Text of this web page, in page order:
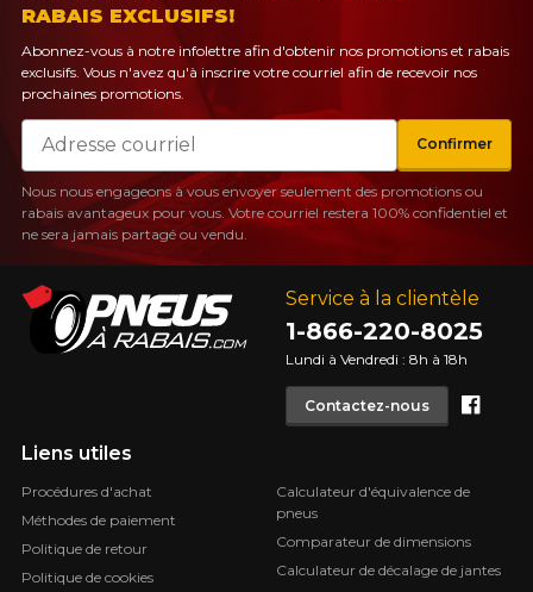
Service à la clientèle
1-866-220-8025
Lundi à Vendredi : 8h à 18h
Contactez-nous
Liens utiles
Procédures d'achat
Méthodes de paiement
Politique de retour
Politique de cookies
Calculateur d'équivalence de
pneus
Comparateur de dimensions
Calculateur de décalage de jantes
RABAIS EXCLUSIFS!
Abonnez-vous à notre infolettre afin d'obtenir nos promotions et rabais
exclusifs. Vous n'avez qu'à inscrire votre courriel afin de recevoir nos
prochaines promotions.
Courriel
Confirmer
Nous nous engageons à vous envoyer seulement des promotions ou
rabais avantageux pour vous. Votre courriel restera 100% confidentiel et
ne sera jamais partagé ou vendu.